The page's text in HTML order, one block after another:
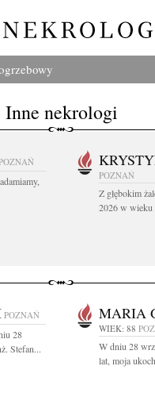
Inne nekrologi
POZNAŃ
Z głębokim
2026 w wieku
POZNAŃ
28
Stefan...
MARIA
WIEK: 88
W dniu 28
lat, moja